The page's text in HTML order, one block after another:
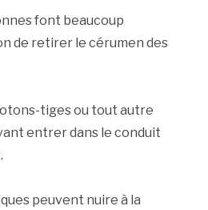
font beaucoup
de retirer le cérumen des
tiges ou tout autre
entrer dans le conduit
peuvent nuire à la